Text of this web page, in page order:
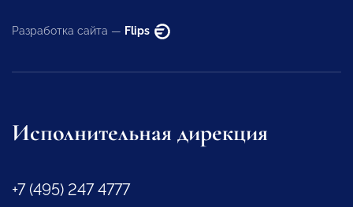
Разработка сайта — Flips
Исполнительная дирекция
+7 (495) 247 4777